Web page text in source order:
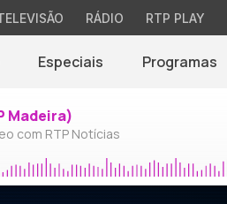
RÁDIO RTP PLAY
Especiais Programas
Madeira)
com RTP Notícias